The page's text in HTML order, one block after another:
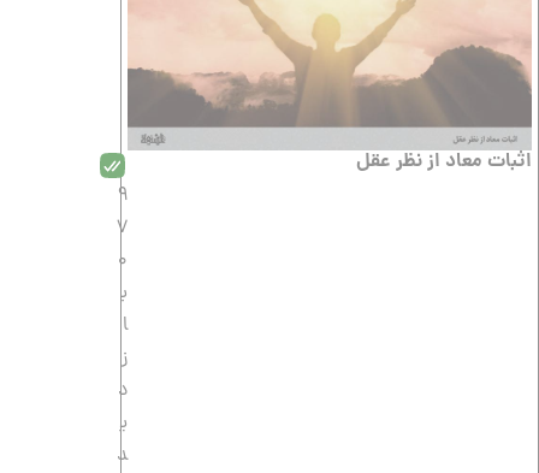
اثبات معاد از نظر عقل
9
7
0
ب
ا
ز
د
ی
د